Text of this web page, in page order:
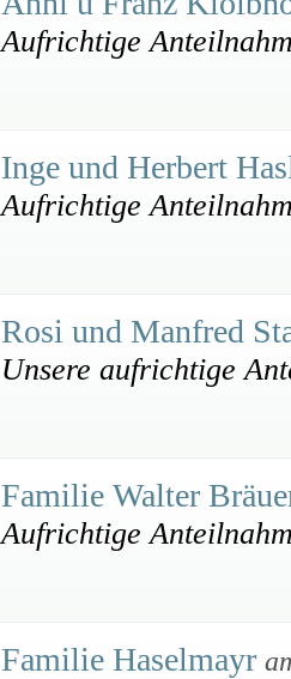
Aufrichtige
Inge und Herbert
Aufrichtige
Rosi und Manfred
Unsere aufrichtige
Familie Walter
Aufrichtige
Familie Haselmayr